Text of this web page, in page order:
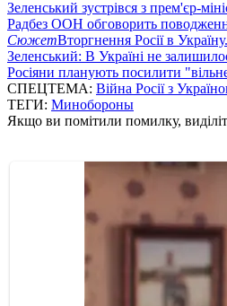
Зеленський зустрівся з прем'єр-
Радбез ООН обговорить
СюжетВторгнення Росії в
Зеленський: В Україні не
Росіяни планують посилити
СПЕЦТЕМА: Війна Росії з
ТЕГИ: Минобороны
Якщо ви помітили помилку,